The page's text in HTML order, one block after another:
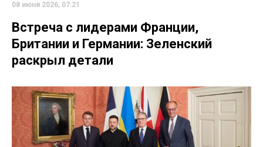
08 июня 2026, 07:21
Встреча с лидерами Франции,
Британии и Германии: Зеленский
раскрыл детали